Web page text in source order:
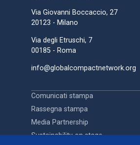
Via Giovanni Boccaccio, 27
20123 - Milano
Via degli Etruschi, 7
00185 - Roma
info@globalcompactnetwork.org
Comunicati stampa
Rassegna stampa
Media Partnership
Sustainability on stage